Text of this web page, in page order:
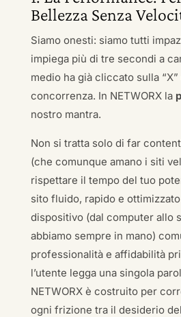
Bellezza Senza
Siamo onesti: siamo tutti
impiega più di tre secondi a
medio ha già cliccato sulla
concorrenza. In NETWORX la
nostro mantra.
Non si tratta solo di far
(che comunque amano i siti
rispettare il tempo del tuo
sito fluido, rapido e
dispositivo (dal computer allo
abbiamo sempre in mano)
professionalità e affidabilità
l’utente legga una singola
NETWORX è costruito per
ogni frizione tra il desiderio